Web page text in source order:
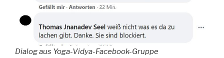
Dialog aus Yoga-Vidya-Facebook-Gruppe